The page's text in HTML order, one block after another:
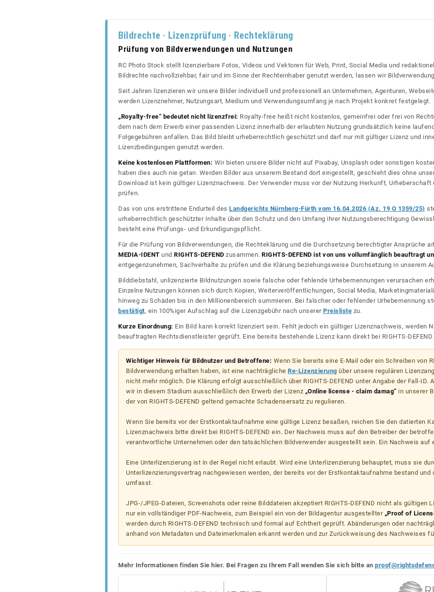
Bildrechte · Lizenzprüfung · Rechteklärung
Prüfung von Bildverwendungen und Nutzungen
RC Photo Stock stellt lizenzierbare Fotos, Videos und Vektoren für Web, Print, Social Media und
Bildrechte nachvollziehbar, fair und im Sinne der Rechteinhaber genutzt werden, lassen wir
Seit Jahren lizenzieren wir unsere Bilder individuell und professionell an Unternehmen, Agenturen,
werden Lizenznehmer, Nutzungsart, Medium und Verwendungsumfang je nach Projekt konkret festgelegt.
„Royalty-free“ bedeutet nicht lizenzfrei: Royalty-free heißt nicht kostenlos, gemeinfrei oder frei von
dem nach dem Erwerb einer passenden Lizenz innerhalb der erlaubten Nutzung grundsätzlich keine
Folgegebühren anfallen. Das Bild bleibt urheberrechtlich geschützt und darf nur mit gültiger Lizenz und
Lizenzbedingungen genutzt werden.
Keine kostenlosen Plattformen: Wir bieten unsere Bilder nicht auf Pixabay, Unsplash oder sonstigen
haben dies auch nie getan. Werden Bilder aus unserem Bestand dort eingestellt, geschieht dies ohne
Download ist kein gültiger Lizenznachweis. Der Verwender muss vor der Nutzung Herkunft,
prüfen.
Das von uns erstrittene Endurteil des Landgerichts Nürnberg-Fürth vom 16.04.2026 (Az. 19 O 1359/25)
urheberrechtlich geschützter Inhalte über den Schutz und den Umfang ihrer Nutzungsberechtigung
besteht eine Prüfungs- und Erkundigungspflicht.
Für die Prüfung von Bildverwendungen, die Rechteklärung und die Durchsetzung berechtigter Ansprüche
MEDIA-IDENT und RIGHTS-DEFEND zusammen. RIGHTS-DEFEND ist von uns vollumfänglich beauftragt
entgegenzunehmen, Sachverhalte zu prüfen und die Klärung beziehungsweise Durchsetzung in unserem
Bilddiebstahl, unlizenzierte Bildnutzungen sowie falsche oder fehlende Urhebernennungen verursachen
Einzelne Nutzungen können sich durch Kopien, Weiterveröffentlichungen, Social Media,
hinweg zu Schäden bis in den Millionenbereich summieren. Bei falscher oder fehlender Urhebernennung
bestätigt, ein 100%iger Aufschlag auf die Lizenzgebühr nach unserer Preisliste zu.
Kurze Einordnung: Ein Bild kann korrekt lizenziert sein. Fehlt jedoch ein gültiger Lizenznachweis, werden
beauftragten Rechtsdienstleister geprüft. Eine bereits bestehende Lizenz kann direkt bei RIGHTS-
Wichtiger Hinweis für Bildnutzer und Betroffene: Wenn Sie bereits eine E-Mail oder ein Schreiben von
Bildverwendung erhalten haben, ist eine nachträgliche Re-Lizenzierung über unsere regulären
nicht mehr möglich. Die Klärung erfolgt ausschließlich über RIGHTS-DEFEND unter Angabe der Fall-ID.
wir in diesem Stadium ausschließlich den Erwerb der Lizenz „Online license - claim damag“ in unserer
der von RIGHTS-DEFEND geltend gemachte Schadensersatz zu regulieren.
Wenn Sie bereits vor der Erstkontaktaufnahme eine gültige Lizenz besaßen, reichen Sie den datierten
Lizenznachweis bitte direkt bei RIGHTS-DEFEND ein. Der Nachweis muss auf den Betreiber der
verantwortliche Unternehmen oder den tatsächlichen Bildverwender ausgestellt sein. Ein Nachweis auf
Eine Unterlizenzierung ist in der Regel nicht erlaubt. Wird eine Unterlizenzierung behauptet, muss sie
Unterlizenzierungsvertrag nachgewiesen werden, der bereits vor der Erstkontaktaufnahme bestand und
umfasst.
JPG-/JPEG-Dateien, Screenshots oder reine Bilddateien akzeptiert RIGHTS-DEFEND nicht als gültigen
nur ein vollständiger PDF-Nachweis, zum Beispiel ein von der Bildagentur ausgestellter „Proof of
werden durch RIGHTS-DEFEND technisch und formal auf Echtheit geprüft. Abänderungen oder
anhand von Metadaten und Dateimerkmalen erkannt werden und zur Zurückweisung des Nachweises
Mehr Informationen finden Sie hier. Bei Fragen zu Ihrem Fall wenden Sie sich bitte an